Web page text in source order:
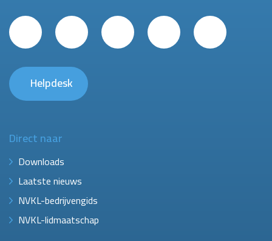
Helpdesk
Direct naar
Downloads
Laatste nieuws
NVKL-bedrijvengids
NVKL-lidmaatschap